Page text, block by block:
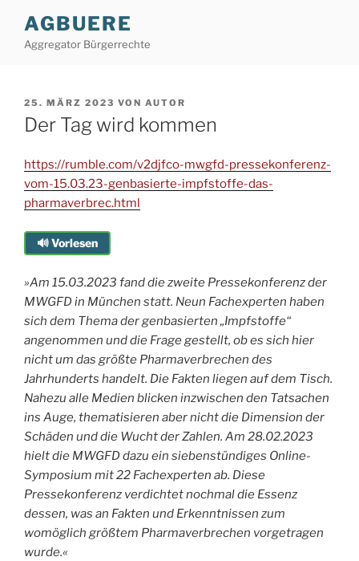
Inhalt
springen
AGBUERE
Aggregator Bürgerrechte
VERÖFFENTLICHT
AM
25. MÄRZ 2023 VON AUTOR
Der Tag wird kommen
https://rumble.com/v2djfco-mwgfd-pressekonferenz-
vom-15.03.23-genbasierte-impfstoffe-das-
pharmaverbrec.html
🔊 Vorlesen
»Am 15.03.2023 fand die zweite Pressekonferenz der
MWGFD in München statt. Neun Fachexperten haben
sich dem Thema der genbasierten „Impfstoffe“
angenommen und die Frage gestellt, ob es sich hier
nicht um das größte Pharmaverbrechen des
Jahrhunderts handelt. Die Fakten liegen auf dem Tisch.
Nahezu alle Medien blicken inzwischen den Tatsachen
ins Auge, thematisieren aber nicht die Dimension der
Schäden und die Wucht der Zahlen. Am 28.02.2023
hielt die MWGFD dazu ein siebenstündiges Online-
Symposium mit 22 Fachexperten ab. Diese
Pressekonferenz verdichtet nochmal die Essenz
dessen, was an Fakten und Erkenntnissen zum
womöglich größtem Pharmaverbrechen vorgetragen
wurde.«